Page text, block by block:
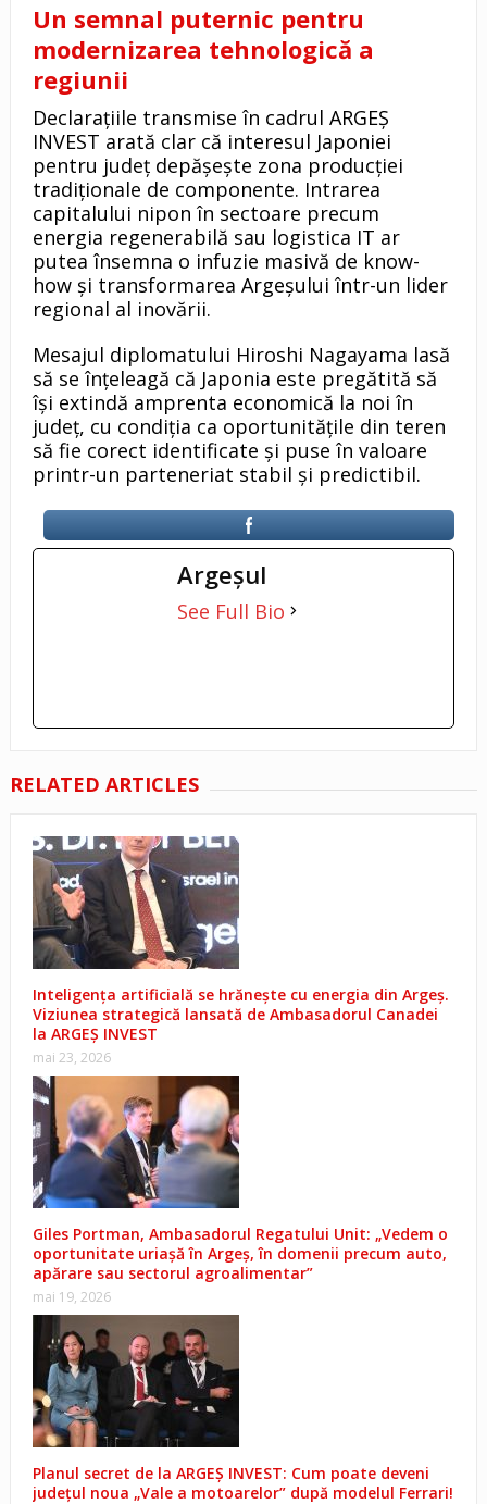
Un semnal puternic pentru
modernizarea tehnologică a
regiunii
Declarațiile transmise în cadrul ARGEȘ
INVEST arată clar că interesul Japoniei
pentru județ depășește zona producției
tradiționale de componente. Intrarea
capitalului nipon în sectoare precum
energia regenerabilă sau logistica IT ar
putea însemna o infuzie masivă de know-
how și transformarea Argeșului într-un lider
regional al inovării.
Mesajul diplomatului Hiroshi Nagayama lasă
să se înțeleagă că Japonia este pregătită să
își extindă amprenta economică la noi în
județ, cu condiția ca oportunitățile din teren
să fie corect identificate și puse în valoare
printr-un parteneriat stabil și predictibil.
Argeşul
See Full Bio
RELATED ARTICLES
Inteligența artificială se hrănește cu energia din Argeș.
Viziunea strategică lansată de Ambasadorul Canadei
la ARGEȘ INVEST
mai 23, 2026
Giles Portman, Ambasadorul Regatului Unit: „Vedem o
oportunitate uriașă în Argeș, în domenii precum auto,
apărare sau sectorul agroalimentar”
mai 19, 2026
Planul secret de la ARGEȘ INVEST: Cum poate deveni
județul noua „Vale a motoarelor” după modelul Ferrari!